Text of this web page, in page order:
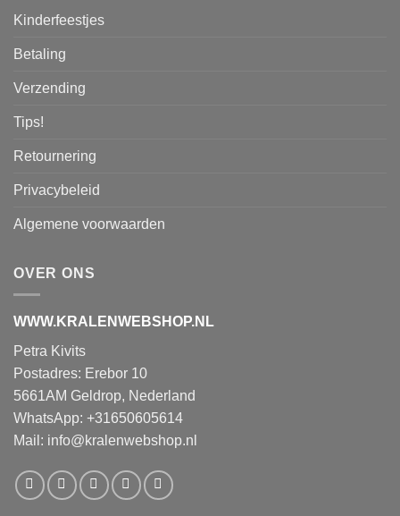
Kinderfeestjes
Betaling
Verzending
Tips!
Retournering
Privacybeleid
Algemene voorwaarden
OVER ONS
WWW.KRALENWEBSHOP.NL
Petra Kivits
Postadres: Erebor 10
5661AM Geldrop, Nederland
WhatsApp: +31650605614
Mail: info@kralenwebshop.nl